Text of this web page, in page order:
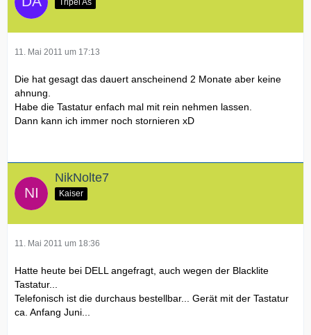
Tripel As
11. Mai 2011 um 17:13
Die hat gesagt das dauert anscheinend 2 Monate aber keine
ahnung.
Habe die Tastatur enfach mal mit rein nehmen lassen.
Dann kann ich immer noch stornieren xD
NikNolte7
Kaiser
11. Mai 2011 um 18:36
Hatte heute bei DELL angefragt, auch wegen der Blacklite
Tastatur...
Telefonisch ist die durchaus bestellbar... Gerät mit der Tastatur
ca. Anfang Juni...